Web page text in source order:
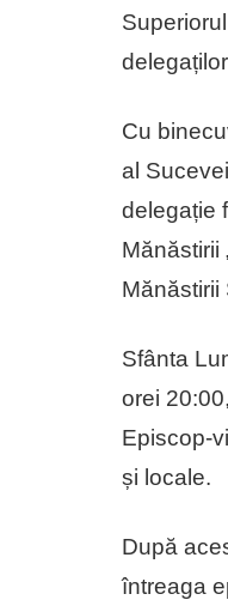
Cu
al
delegație
Mănăstirii
Mănăstirii
Sfânta
orei
Episcop-
și locale.
După
întreaga